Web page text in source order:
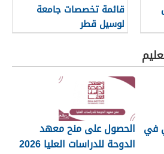
قائمة تخصصات جامعة
لوسيل قطر
في الحصول على منح معهد
الدوحة للدراسات العليا 2026